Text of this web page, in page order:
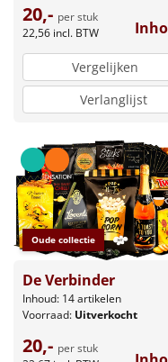
20,- per stuk
22,56 incl. BTW
Vergelijken
Verlanglijst
Oude collectie
De Verbinder
Inhoud: 14 artikelen
Voorraad: Uitverkocht
20,- per stuk